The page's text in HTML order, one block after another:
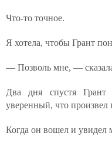
Что-то точное.
Я хотела, чтобы Грант
— Позволь мне, —
Два дня спустя Грант
уверенный, что произвел
Когда он вошел и увидел